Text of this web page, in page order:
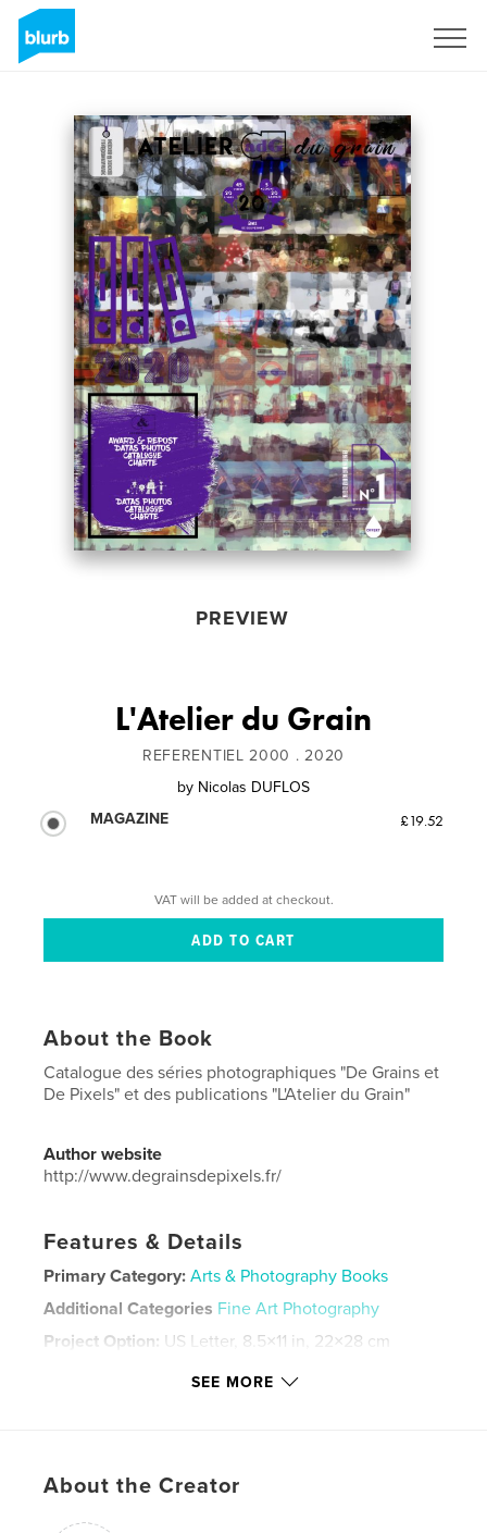
PREVIEW
L'Atelier du Grain
REFERENTIEL 2000 . 2020
by Nicolas DUFLOS
MAGAZINE
£19.52
VAT will be added at checkout.
About the Book
Catalogue des séries photographiques "De Grains et
De Pixels" et des publications "L'Atelier du Grain"
Author website
http://www.degrainsdepixels.fr/
Features & Details
Primary Category: Arts & Photography Books
Additional Categories Fine Art Photography
Project Option: US Letter, 8.5×11 in, 22×28 cm
catalogue , l'atelier du grain
SEE MORE
About the Creator